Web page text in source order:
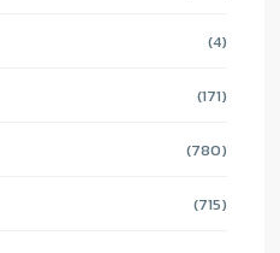
(4)
(171)
(780)
(715)